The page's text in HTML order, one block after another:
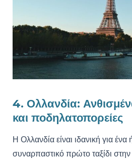
4. Ολλανδία:
και ποδηλατοπορείες
Η Ολλανδία είναι ιδανική για
συναρπαστικό πρώτο ταξίδι